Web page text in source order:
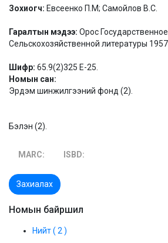
Зохиогч: Евсеенко П.М; Самойлов В.С.
Гаралтын мэдээ: Орос
Сельскохозяйственной литературы 1957
Шифр: 65.9(2)325 Е-25.
Номын сан:
Эрдэм шинжилгээний фонд (2).
Бэлэн (2).
MARC: ISBD:
Захиалах
Номын байршил
Нийт ( 2 )